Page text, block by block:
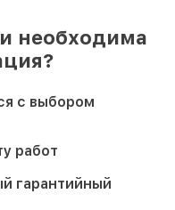
необходима
с выбором
работ
гарантийный